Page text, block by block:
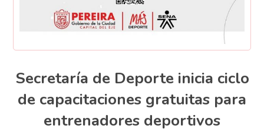
Secretaría de Deporte inicia ciclo
de capacitaciones gratuitas para
entrenadores deportivos